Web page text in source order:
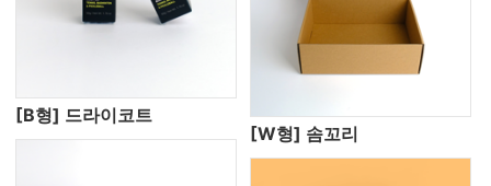
[B형] 드라이코트
[W형] 솜꼬리